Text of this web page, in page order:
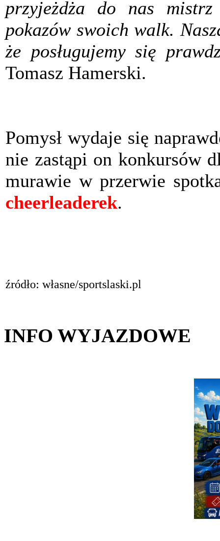
przyjeżdża do nas
pokazów swoich walk.
że posługujemy się
Tomasz Hamerski.
Pomysł wydaje się
nie zastąpi on konkursów
murawie w przerwie
cheerleaderek.
źródło: własne/sportslaski.pl
INFO WYJAZDOWE